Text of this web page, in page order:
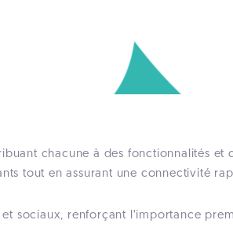
chacune à des fonctionnalités et
tout en assurant une connectivité
sociaux, renforçant l’importance